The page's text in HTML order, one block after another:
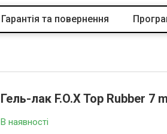
Гарантія та повернення
Гель-лак F.O.X Top Rubber 7
В наявності